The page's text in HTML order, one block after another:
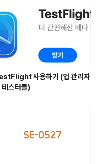
링크를
f
사용하기 (앱 관리자
테스터들)